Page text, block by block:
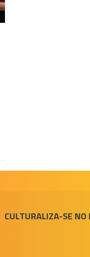
CULTURALIZA-SE NO